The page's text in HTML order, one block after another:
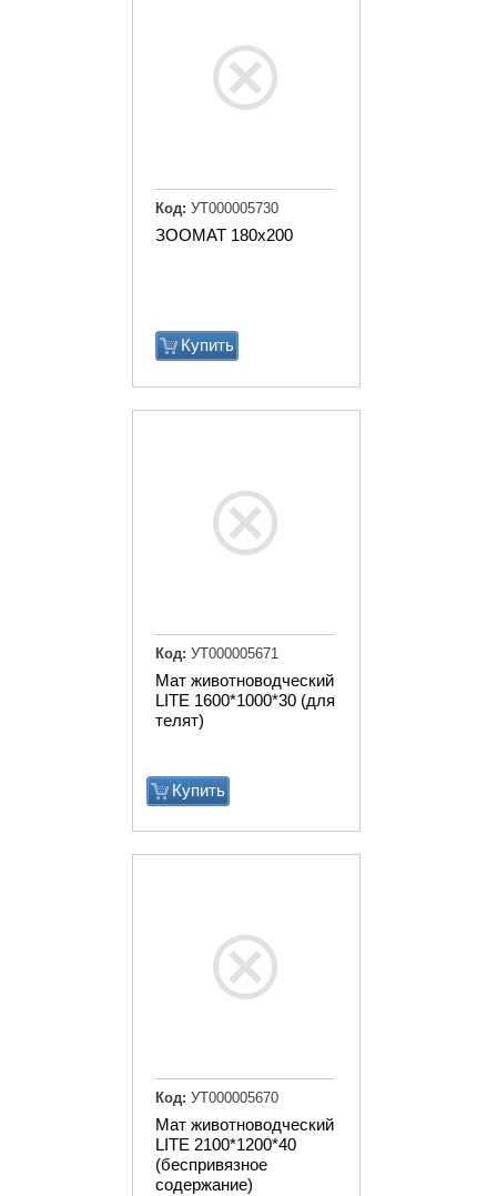
ЗООМАТ 180х200
Купить
Код: УТ000005730
Мат животноводческий
LITE 1600*1000*30 (для
телят)
Купить
Код: УТ000005671
Мат животноводческий
LITE 2100*1200*40
(беспривязное
содержание)
Код: УТ000005670